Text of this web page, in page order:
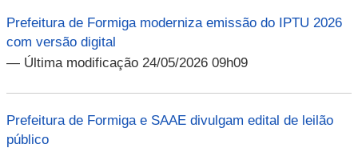
Prefeitura de Formiga moderniza emissão do IPTU 2026
com versão digital
— Última modificação 24/05/2026 09h09
Prefeitura de Formiga e SAAE divulgam edital de leilão
público